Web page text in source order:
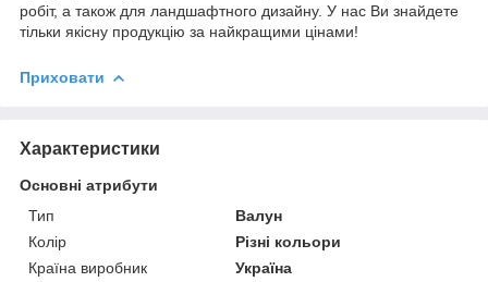
робіт, а також для ландшафтного дизайну. У нас Ви знайдете
тільки якісну продукцію за найкращими цінами!
Приховати
Характеристики
Основні атрибути
Тип
Валун
Колір
Різні кольори
Країна виробник
Україна